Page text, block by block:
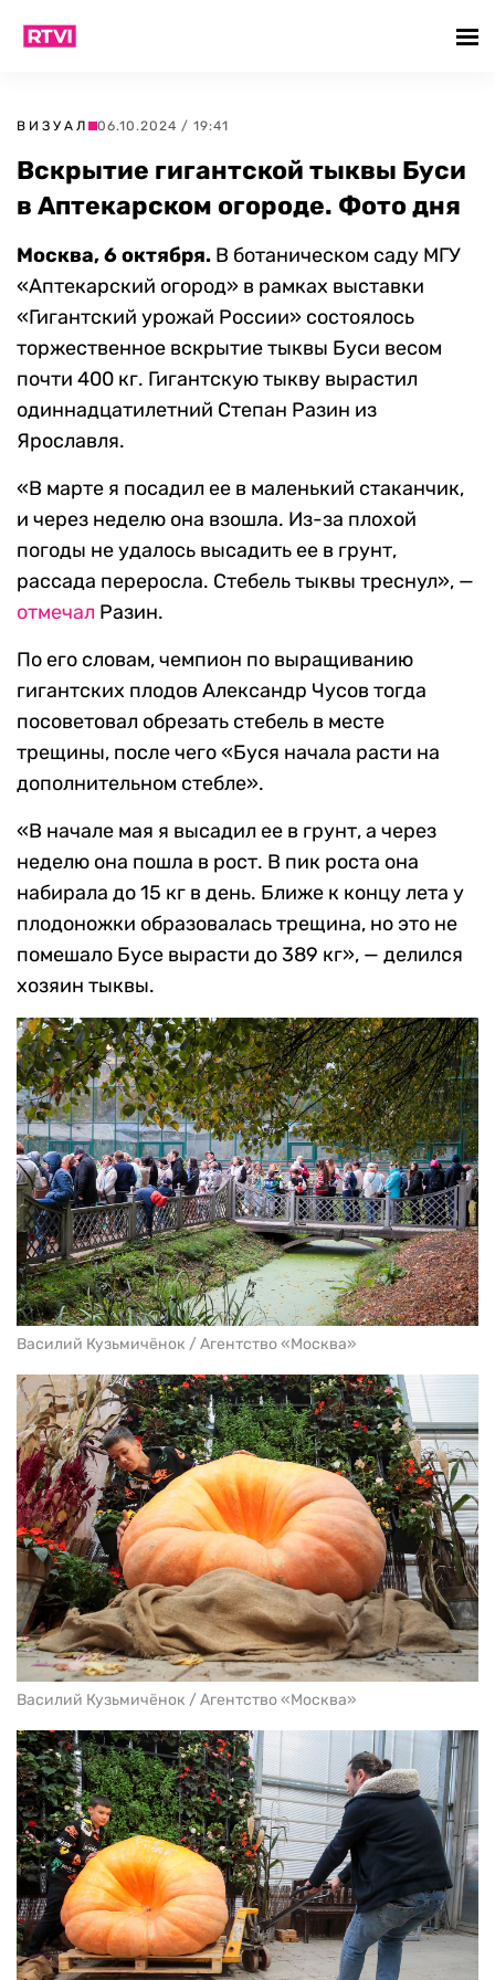
ВИЗУАЛ 06.10.2024 / 19:41
Вскрытие гигантской тыквы Буси
в Аптекарском огороде. Фото дня
Москва, 6 октября. В ботаническом саду МГУ
«Аптекарский огород» в рамках выставки
«Гигантский урожай России» состоялось
торжественное вскрытие тыквы Буси весом
почти 400 кг. Гигантскую тыкву вырастил
одиннадцатилетний Степан Разин из
Ярославля.
«В марте я посадил ее в маленький стаканчик,
и через неделю она взошла. Из-за плохой
погоды не удалось высадить ее в грунт,
рассада переросла. Стебель тыквы треснул», —
отмечал Разин.
По его словам, чемпион по выращиванию
гигантских плодов Александр Чусов тогда
посоветовал обрезать стебель в месте
трещины, после чего «Буся начала расти на
дополнительном стебле».
«В начале мая я высадил ее в грунт, а через
неделю она пошла в рост. В пик роста она
набирала до 15 кг в день. Ближе к концу лета у
плодоножки образовалась трещина, но это не
помешало Бусе вырасти до 389 кг», — делился
хозяин тыквы.
Василий Кузьмичёнок / Агентство «Москва»
Василий Кузьмичёнок / Агентство «Москва»